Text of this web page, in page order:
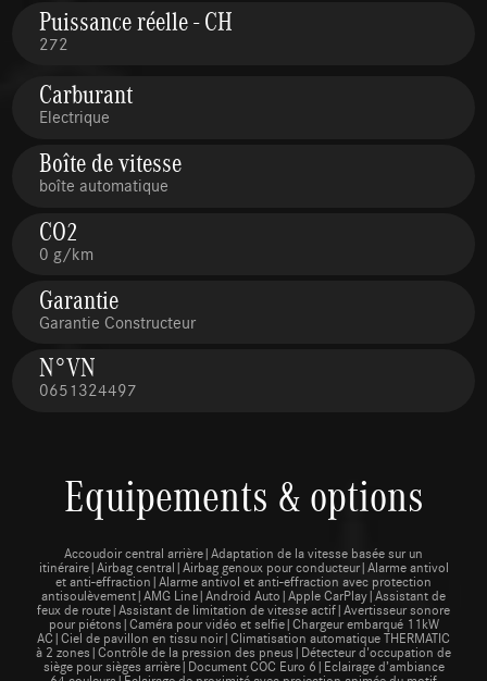
Puissance réelle - CH
272
Carburant
Electrique
Boîte de vitesse
boîte automatique
CO2
0 g/km
Garantie
Garantie Constructeur
N°VN
0651324497
Equipements & options
Accoudoir central arrière|Adaptation de la vitesse basée sur un
itinéraire|Airbag central|Airbag genoux pour conducteur|Alarme antivol
et anti-effraction|Alarme antivol et anti-effraction avec protection
antisoulèvement|AMG Line|Android Auto|Apple CarPlay|Assistant de
feux de route|Assistant de limitation de vitesse actif|Avertisseur sonore
pour piétons|Caméra pour vidéo et selfie|Chargeur embarqué 11kW
AC|Ciel de pavillon en tissu noir|Climatisation automatique THERMATIC
à 2 zones|Contrôle de la pression des pneus|Détecteur d'occupation de
siège pour sièges arrière|Document COC Euro 6|Eclairage d’ambiance